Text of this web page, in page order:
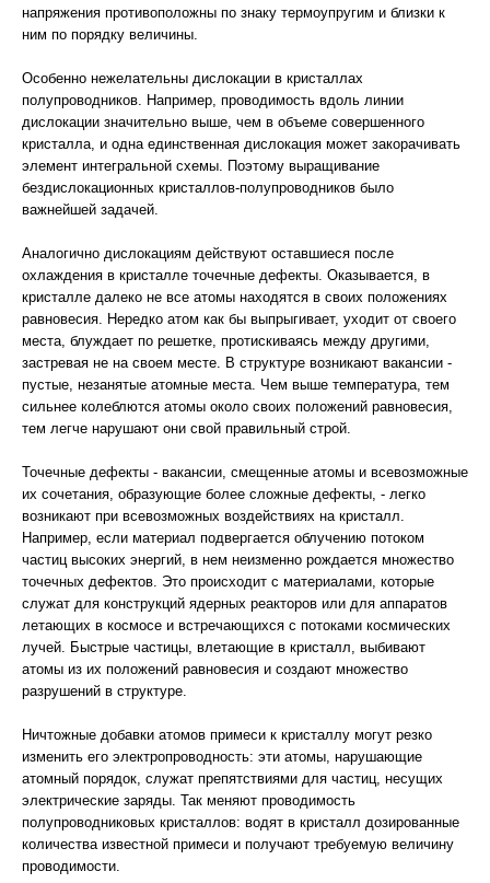
напряжения противоположны по знаку термоупругим и близки к
ним по порядку величины.
Особенно нежелательны дислокации в кристаллах
полупроводников. Например, проводимость вдоль линии
дислокации значительно выше, чем в объеме совершенного
кристалла, и одна единственная дислокация может закорачивать
элемент интегральной схемы. Поэтому выращивание
бездислокационных кристаллов-полупроводников было
важнейшей задачей.
Аналогично дислокациям действуют оставшиеся после
охлаждения в кристалле точечные дефекты. Оказывается, в
кристалле далеко не все атомы находятся в своих положениях
равновесия. Нередко атом как бы выпрыгивает, уходит от своего
места, блуждает по решетке, протискиваясь между другими,
застревая не на своем месте. В структуре возникают вакансии -
пустые, незанятые атомные места. Чем выше температура, тем
сильнее колеблются атомы около своих положений равновесия,
тем легче нарушают они свой правильный строй.
Точечные дефекты - вакансии, смещенные атомы и всевозможные
их сочетания, образующие более сложные дефекты, - легко
возникают при всевозможных воздействиях на кристалл.
Например, если материал подвергается облучению потоком
частиц высоких энергий, в нем неизменно рождается множество
точечных дефектов. Это происходит с материалами, которые
служат для конструкций ядерных реакторов или для аппаратов
летающих в космосе и встречающихся с потоками космических
лучей. Быстрые частицы, влетающие в кристалл, выбивают
атомы из их положений равновесия и создают множество
разрушений в структуре.
Ничтожные добавки атомов примеси к кристаллу могут резко
изменить его электропроводность: эти атомы, нарушающие
атомный порядок, служат препятствиями для частиц, несущих
электрические заряды. Так меняют проводимость
полупроводниковых кристаллов: водят в кристалл дозированные
количества известной примеси и получают требуемую величину
проводимости.